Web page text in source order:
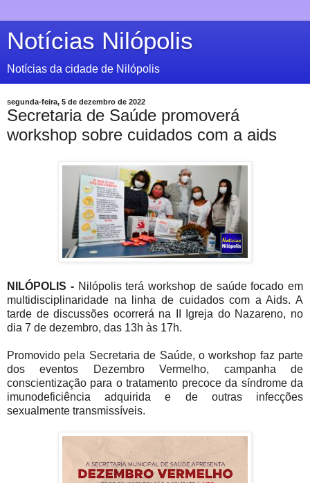
Notícias Nilópolis
Notícias da cidade de Nilópolis
segunda-feira, 5 de dezembro de 2022
Secretaria de Saúde promoverá
workshop sobre cuidados com a aids
NILÓPOLIS - Nilópolis terá workshop de saúde focado em
multidisciplinaridade na linha de cuidados com a Aids. A
tarde de discussões ocorrerá na II Igreja do Nazareno, no
dia 7 de dezembro, das 13h às 17h.
Promovido pela Secretaria de Saúde, o workshop faz parte
dos eventos Dezembro Vermelho, campanha de
conscientização para o tratamento precoce da síndrome da
imunodeficiência adquirida e de outras infecções
sexualmente transmissíveis.